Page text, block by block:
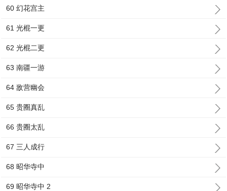
60 幻花宫主
61 光棍一更
62 光棍二更
63 南疆一游
64 敌营幽会
65 贵圈真乱
66 贵圈太乱
67 三人成行
68 昭华寺中
69 昭华寺中 2